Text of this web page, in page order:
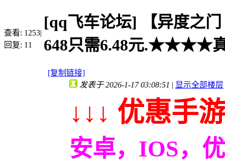
查看: 1253|
回复: 11
[qq飞车论坛]
【异度之
648只需6.48元.★★★★
[复制链接]
发表于 2026-1-17 03:08:51 | 显示全部楼层
↓↓↓ 优惠手
安卓，IOS，